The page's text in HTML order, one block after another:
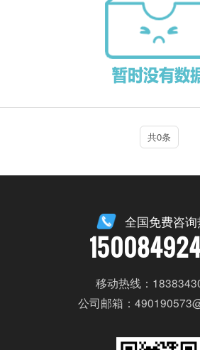
共0条
全国免费咨
移动热线：
公司邮箱：